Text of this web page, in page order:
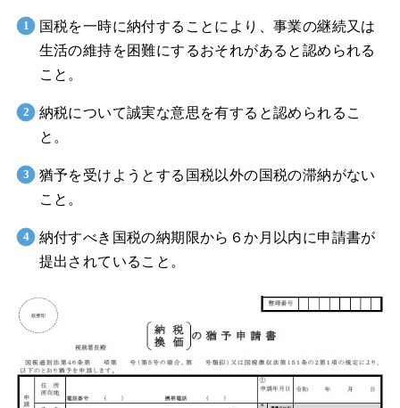
国税を一時に納付することにより、事業の継続又は
生活の維持を困難にするおそれがあると認められる
こと。
納税について誠実な意思を有すると認められるこ
と。
猶予を受けようとする国税以外の国税の滞納がない
こと。
納付すべき国税の納期限から６か月以内に申請書が
提出されていること。